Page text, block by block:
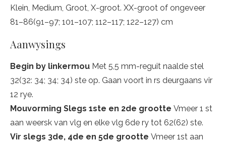
Klein, Medium, Groot, X-groot. XX-groot of ongeveer
81–86(91–97; 101–107; 112–117; 122–127) cm
Aanwysings
Begin by linkermou Met 5,5 mm-reguit naalde stel
32(32: 34; 34; 34) ste op. Gaan voort in rs deurgaans vir
12 rye.
Mouvorming Slegs 1ste en 2de grootte Vmeer 1 st
aan weersk van vlg en elke vlg 6de ry tot 62(62) ste.
Vir slegs 3de, 4de en 5de grootte Vmeer 1st aan